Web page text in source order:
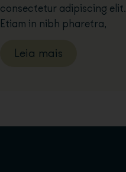
consectetur adipiscing elit.
Etiam in nibh pharetra,
Leia mais